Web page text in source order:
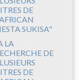
LA
DE
DE